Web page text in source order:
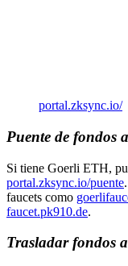
portal.zksync.io/
Puente de fondos
Si tiene Goerli ETH,
portal.zksync.io/puente
faucets como
faucet.pk910.de.
Trasladar fondos